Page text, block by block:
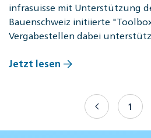
infrasuisse mit Unterstützung
Bauenschweiz initiierte
Vergabestellen dabei
Jetzt lesen
1